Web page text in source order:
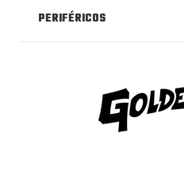
PERIFÉRICOS